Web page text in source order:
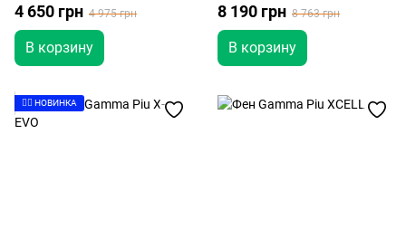
4 650 грн 4 975 грн
В корзину
8 190 грн 8 763 грн
В корзину
👉🏻 НОВИНКА